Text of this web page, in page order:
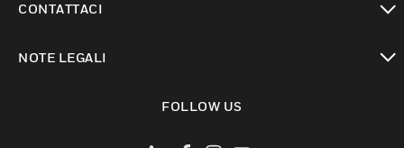
CONTATTACI
NOTE LEGALI
FOLLOW US